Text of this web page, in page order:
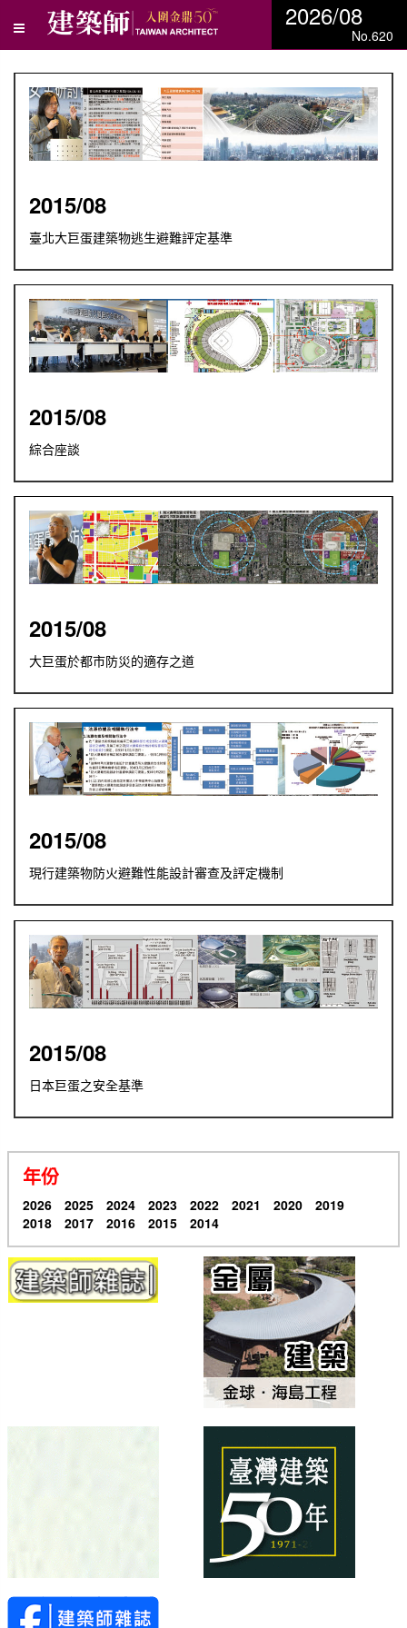
2026/08
No.620
2015/08
臺北大巨蛋建築物逃生避難評定基準
2015/08
綜合座談
2015/08
大巨蛋於都市防災的適存之道
2015/08
現行建築物防火避難性能設計審查及評定機制
2015/08
日本巨蛋之安全基準
年份
2026 2025 2024 2023 2022 2021 2020
2019
2018
2017 2016 2015 2014